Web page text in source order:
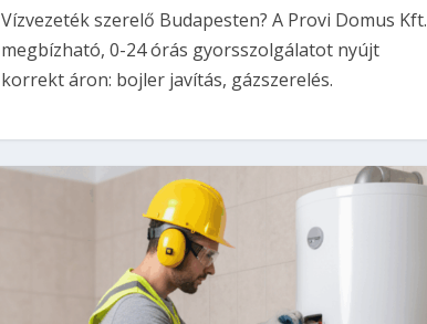
Vízvezeték szerelő Budapesten? A Provi Domus Kft.
megbízható, 0-24 órás gyorsszolgálatot nyújt
korrekt áron: bojler javítás, gázszerelés.